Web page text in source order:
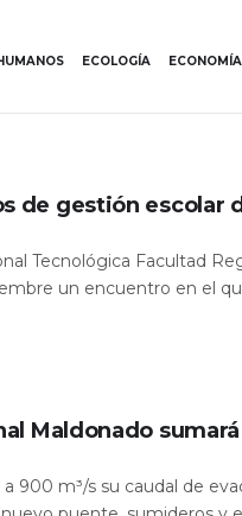
ECOLOGÍA
de gestión escolar
Tecnológica Facultad
un encuentro en el
Maldonado
900 m³/s su caudal de